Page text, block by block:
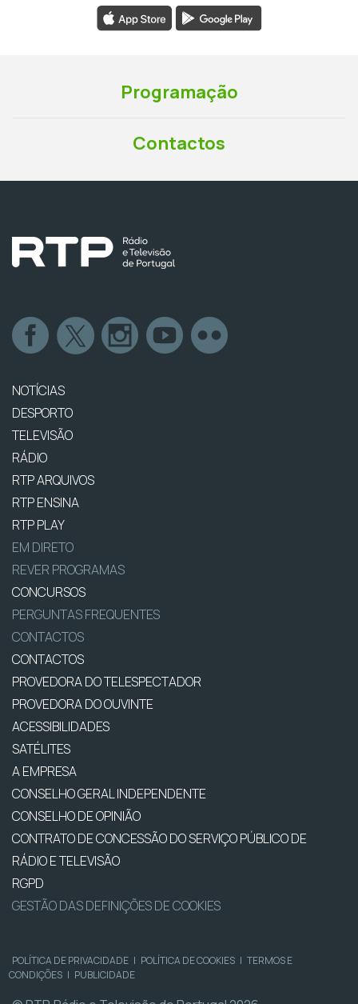
Programação
Contactos
NOTÍCIAS
DESPORTO
TELEVISÃO
RÁDIO
RTP ARQUIVOS
RTP ENSINA
RTP PLAY
EM DIRETO
REVER PROGRAMAS
CONCURSOS
PERGUNTAS FREQUENTES
CONTACTOS
CONTACTOS
PROVEDORA DO TELESPECTADOR
PROVEDORA DO OUVINTE
ACESSIBILIDADES
SATÉLITES
A EMPRESA
CONSELHO GERAL INDEPENDENTE
CONSELHO DE OPINIÃO
CONTRATO DE CONCESSÃO DO SERVIÇO PÚBLICO DE
RÁDIO E TELEVISÃO
RGPD
GESTÃO DAS DEFINIÇÕES DE COOKIES
POLÍTICA DE PRIVACIDADE | POLÍTICA DE COOKIES | TERMOS E
CONDIÇÕES | PUBLICIDADE